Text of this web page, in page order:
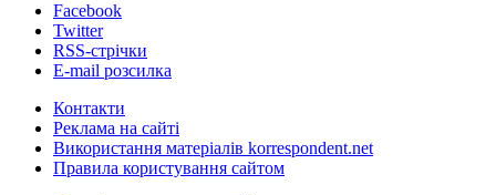
Facebook
Twitter
RSS-стрічки
E-mail розсилка
Контакти
Реклама на сайті
Використання матеріалів korrespondent.net
Правила користування сайтом